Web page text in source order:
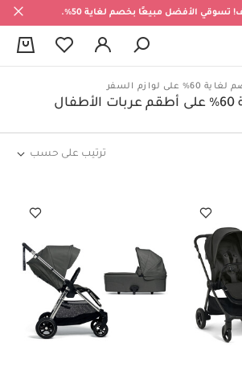
تسوقي الأفضل مبيعًا بخصم لغاية 50%.
60% على لوازم السفر
ترتيب على حسب